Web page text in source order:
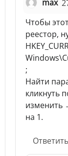
max
Чтобы
реестор,
;
Найти
кликнуть
изменить
на 1.
Ответить